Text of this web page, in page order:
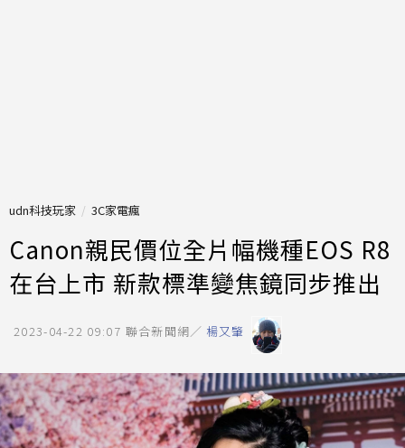
udn科技玩家 3C家電瘋
Canon親民價位全片幅機種EOS R8
在台上市 新款標準變焦鏡同步推出
2023-04-22 09:07 聯合新聞網／ 楊又肇